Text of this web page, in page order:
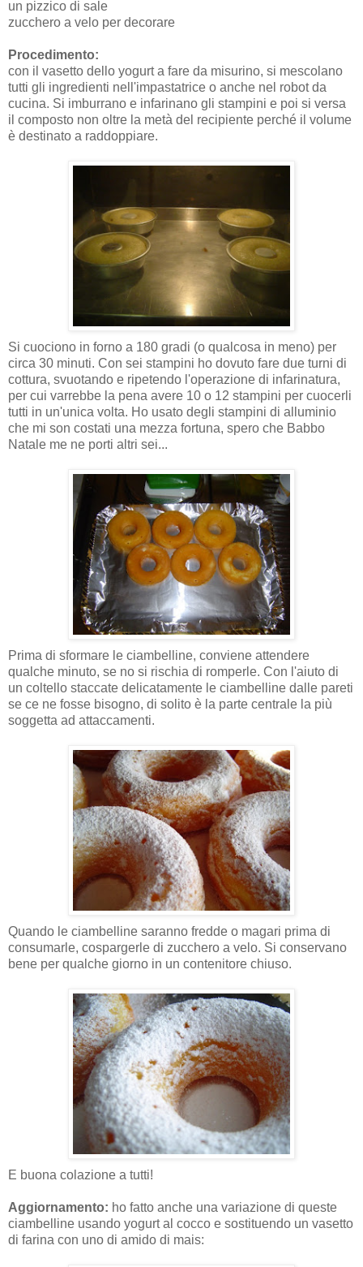
un pizzico di sale
zucchero a velo per decorare
Procedimento:
con il vasetto dello yogurt a fare da misurino, si mescolano
tutti gli ingredienti nell'impastatrice o anche nel robot da
cucina. Si imburrano e infarinano gli stampini e poi si versa
il composto non oltre la metà del recipiente perché il volume
è destinato a raddoppiare.
Si cuociono in forno a 180 gradi (o qualcosa in meno) per
circa 30 minuti. Con sei stampini ho dovuto fare due turni di
cottura, svuotando e ripetendo l'operazione di infarinatura,
per cui varrebbe la pena avere 10 o 12 stampini per cuocerli
tutti in un'unica volta. Ho usato degli stampini di alluminio
che mi son costati una mezza fortuna, spero che Babbo
Natale me ne porti altri sei...
Prima di sformare le ciambelline, conviene attendere
qualche minuto, se no si rischia di romperle. Con l'aiuto di
un coltello staccate delicatamente le ciambelline dalle pareti
se ce ne fosse bisogno, di solito è la parte centrale la più
soggetta ad attaccamenti.
Quando le ciambelline saranno fredde o magari prima di
consumarle, cospargerle di zucchero a velo. Si conservano
bene per qualche giorno in un contenitore chiuso.
E buona colazione a tutti!
Aggiornamento: ho fatto anche una variazione di queste
ciambelline usando yogurt al cocco e sostituendo un vasetto
di farina con uno di amido di mais: